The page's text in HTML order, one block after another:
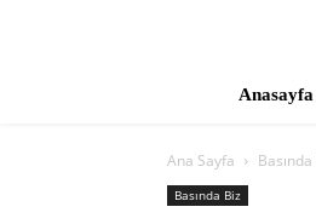
Anasayfa
Ana Sayfa
Basında Biz